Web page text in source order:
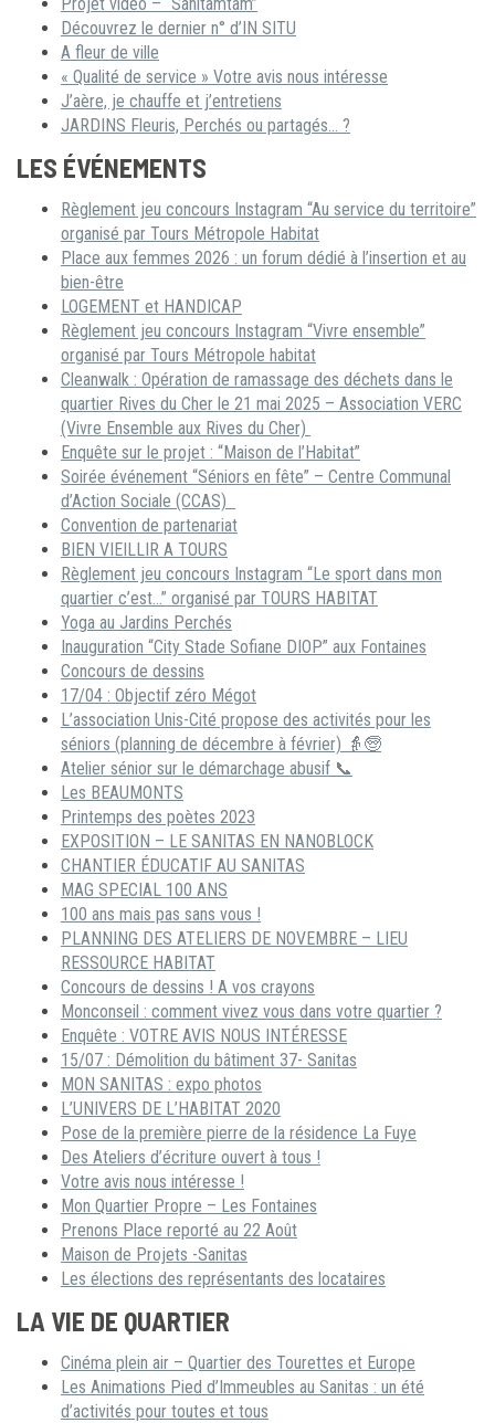
Découvrez le dernier n° d’IN SITU
A fleur de ville
« Qualité de service » Votre avis nous intéresse
J’aère, je chauffe et j’entretiens
JARDINS Fleuris, Perchés ou partagés… ?
LES ÉVÉNEMENTS
Règlement jeu concours Instagram “Au service du territoire”
organisé par Tours Métropole Habitat
Place aux femmes 2026 : un forum dédié à l’insertion et au
bien-être
LOGEMENT et HANDICAP
Règlement jeu concours Instagram “Vivre ensemble”
organisé par Tours Métropole habitat
Cleanwalk : Opération de ramassage des déchets dans le
quartier Rives du Cher le 21 mai 2025 – Association VERC
(Vivre Ensemble aux Rives du Cher)
Enquête sur le projet : “Maison de l’Habitat”
Soirée événement “Séniors en fête” – Centre Communal
d’Action Sociale (CCAS)
Convention de partenariat
BIEN VIEILLIR A TOURS
Règlement jeu concours Instagram “Le sport dans mon
quartier c’est…” organisé par TOURS HABITAT
Yoga au Jardins Perchés
Inauguration “City Stade Sofiane DIOP” aux Fontaines
Concours de dessins
17/04 : Objectif zéro Mégot
L’association Unis-Cité propose des activités pour les
séniors (planning de décembre à février) 👵🧓
Atelier sénior sur le démarchage abusif 📞
Les BEAUMONTS
Printemps des poètes 2023
EXPOSITION – LE SANITAS EN NANOBLOCK
CHANTIER ÉDUCATIF AU SANITAS
MAG SPECIAL 100 ANS
100 ans mais pas sans vous !
PLANNING DES ATELIERS DE NOVEMBRE – LIEU
RESSOURCE HABITAT
Concours de dessins ! A vos crayons
Monconseil : comment vivez vous dans votre quartier ?
Enquête : VOTRE AVIS NOUS INTÉRESSE
15/07 : Démolition du bâtiment 37- Sanitas
MON SANITAS : expo photos
L’UNIVERS DE L’HABITAT 2020
Pose de la première pierre de la résidence La Fuye
Des Ateliers d’écriture ouvert à tous !
Votre avis nous intéresse !
Mon Quartier Propre – Les Fontaines
Prenons Place reporté au 22 Août
Maison de Projets -Sanitas
Les élections des représentants des locataires
LA VIE DE QUARTIER
Cinéma plein air – Quartier des Tourettes et Europe
Les Animations Pied d’Immeubles au Sanitas : un été
d’activités pour toutes et tous